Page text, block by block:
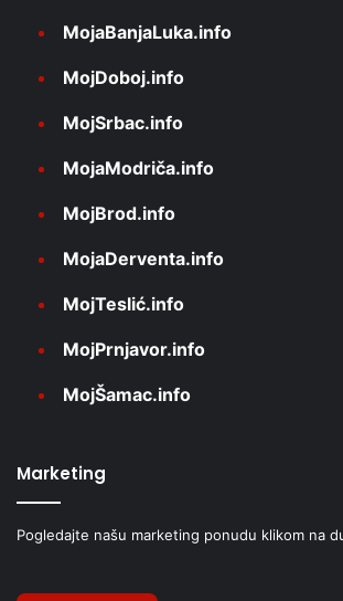
MojaBanjaLuka.info
MojDoboj.info
MojSrbac.info
MojaModriča.info
MojBrod.info
MojaDerventa.info
MojTeslić.info
MojPrnjavor.info
MojŠamac.info
Marketing
Pogledajte našu marketing ponudu klikom na